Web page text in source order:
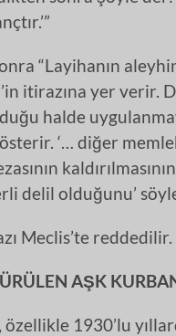
“Layihanın
itirazına yer verir.
halde
‘… diğer
delil olduğunu’
Meclis’te reddedilir.
AŞK
1930’lu